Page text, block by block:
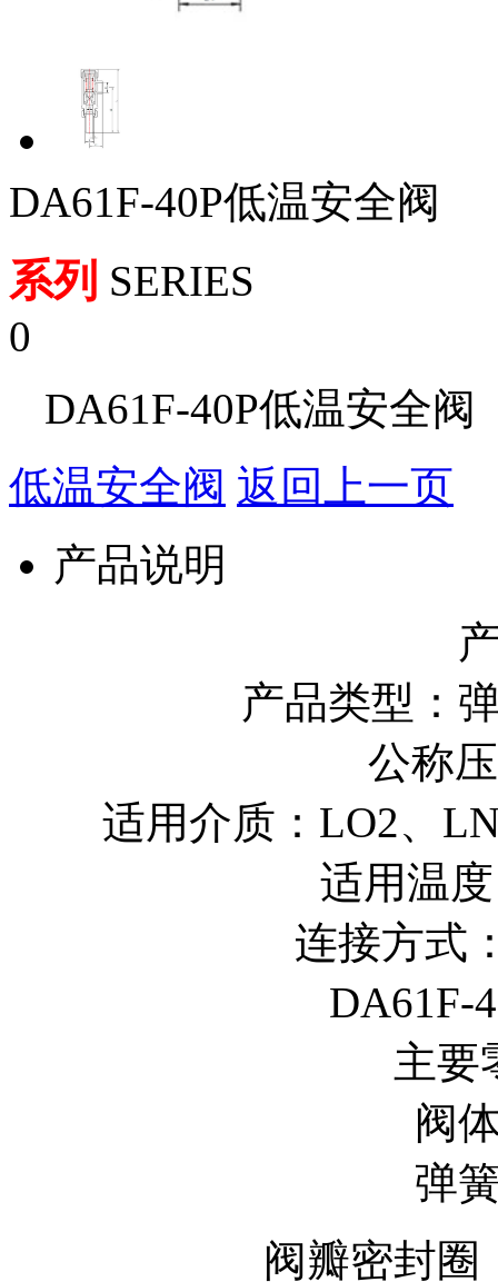
DA61F-40P低温安全阀
系列 SERIES
0
DA61F-40P低温安全阀
低温安全阀 返回上一页
产品说明
产品类型：
公称
适用介质：LO2、
适用温
连接方式
DA61F-
主要
阀
弹
阀瓣密封圈